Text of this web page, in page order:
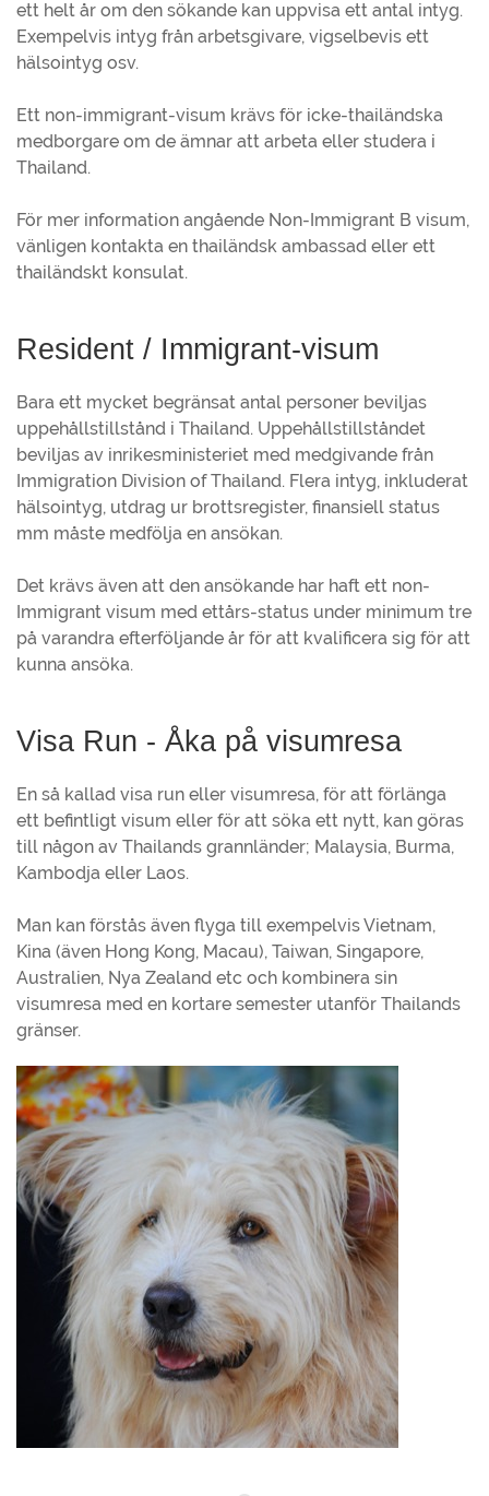
ett helt år om den sökande kan uppvisa ett antal intyg.
Exempelvis intyg från arbetsgivare, vigselbevis ett
hälsointyg osv.
Ett non-immigrant-visum krävs för icke-thailändska
medborgare om de ämnar att arbeta eller studera i
Thailand.
För mer information angående Non-Immigrant B visum,
vänligen kontakta en thailändsk ambassad eller ett
thailändskt konsulat.
Resident / Immigrant-visum
Bara ett mycket begränsat antal personer beviljas
uppehållstillstånd i Thailand. Uppehållstillståndet
beviljas av inrikesministeriet med medgivande från
Immigration Division of Thailand. Flera intyg, inkluderat
hälsointyg, utdrag ur brottsregister, finansiell status
mm måste medfölja en ansökan.
Det krävs även att den ansökande har haft ett non-
Immigrant visum med ettårs-status under minimum tre
på varandra efterföljande år för att kvalificera sig för att
kunna ansöka.
Visa Run - Åka på visumresa
En så kallad visa run eller visumresa, för att förlänga
ett befintligt visum eller för att söka ett nytt, kan göras
till någon av Thailands grannländer; Malaysia, Burma,
Kambodja eller Laos.
Man kan förstås även flyga till exempelvis Vietnam,
Kina (även Hong Kong, Macau), Taiwan, Singapore,
Australien, Nya Zealand etc och kombinera sin
visumresa med en kortare semester utanför Thailands
gränser.